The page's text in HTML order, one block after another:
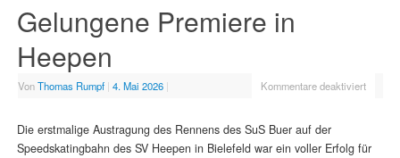
Gelungene Premiere in
Heepen
VonThomas Rumpf | 4. Mai 2026 | Kommentare deaktiviert
Die erstmalige Austragung des Rennens des SuS Buer auf der
Speedskatingbahn des SV Heepen in Bielefeld war ein voller Erfolg für